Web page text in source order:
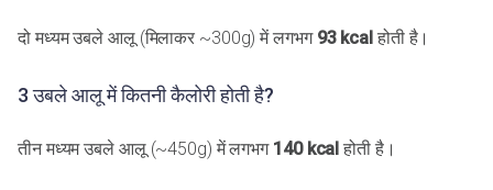
दो मध्यम उबले आलू (मिलाकर ~300g) में लगभग 93 kcalहोती है।
3 उबले आलू में कितनी कैलोरी होती है?
तीन मध्यम उबले आलू (~450g) में लगभग 140 kcal होती है।